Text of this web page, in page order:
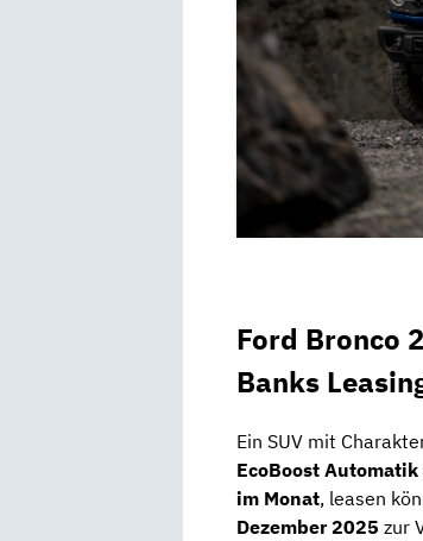
Ford Bronco
Banks
Ein SUV mit
EcoBoost
im Monat, leasen
Dezember 2025 zur